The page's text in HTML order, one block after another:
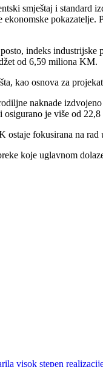
smještaj i
indeks
od 6,59 miliona KM.
kao osnova za
naknade
osigurano je više od
fokusirana na rad
koje uglavnom
visok stepen